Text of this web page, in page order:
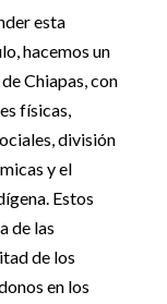
esta
hacemos un
Chiapas, con
físicas,
división
y el
Estos
de las
de los
en los